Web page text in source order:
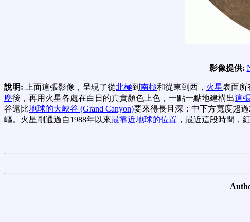
影像提供:
說明: 上面這張影像，呈現了從北極到 南極和從東到西， 火星表面所
塵後，再用火星各處在白日的真實顏色上色，一點一點地建構出這
谷遠比地球的大峽谷 (Grand Canyon)要來得長且深；中下方寬度超過
嶇。火星剛通過自1988年以來最靠近地球的位置 ，最近這段時間，